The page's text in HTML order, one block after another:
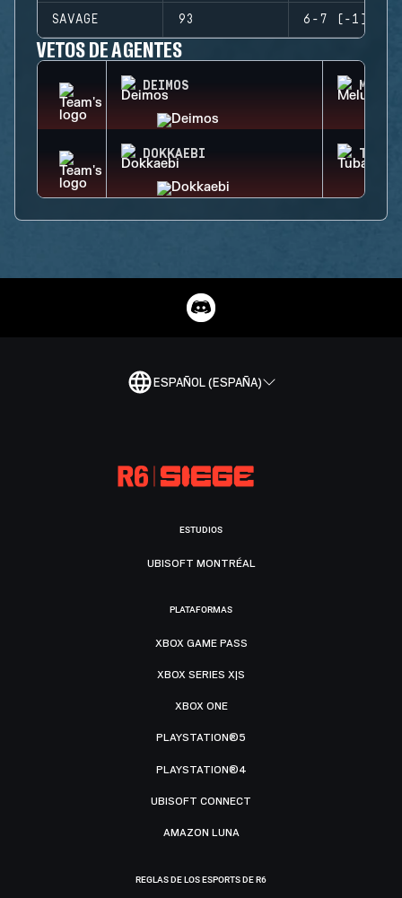
SAVAGE 93 6-7 (-1)
VETOS DE AGENTES
DEIMOS
DOKKAEBI
ESPAÑOL (ESPAÑA)
ESTUDIOS
UBISOFT MONTRÉAL
PLATAFORMAS
XBOX GAME PASS
XBOX SERIES X|S
XBOX ONE
PLAYSTATION®5
PLAYSTATION®4
UBISOFT CONNECT
AMAZON LUNA
REGLAS DE LOS ESPORTS DE R6